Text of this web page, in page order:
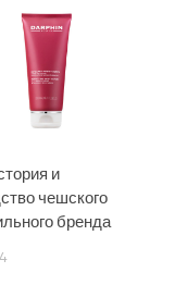
и
чешского
бренда